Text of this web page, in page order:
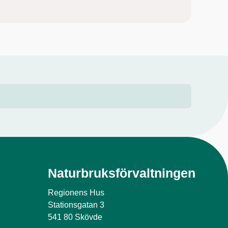
Naturbruksförvaltningen
Regionens Hus
Stationsgatan 3
541 80 Skövde